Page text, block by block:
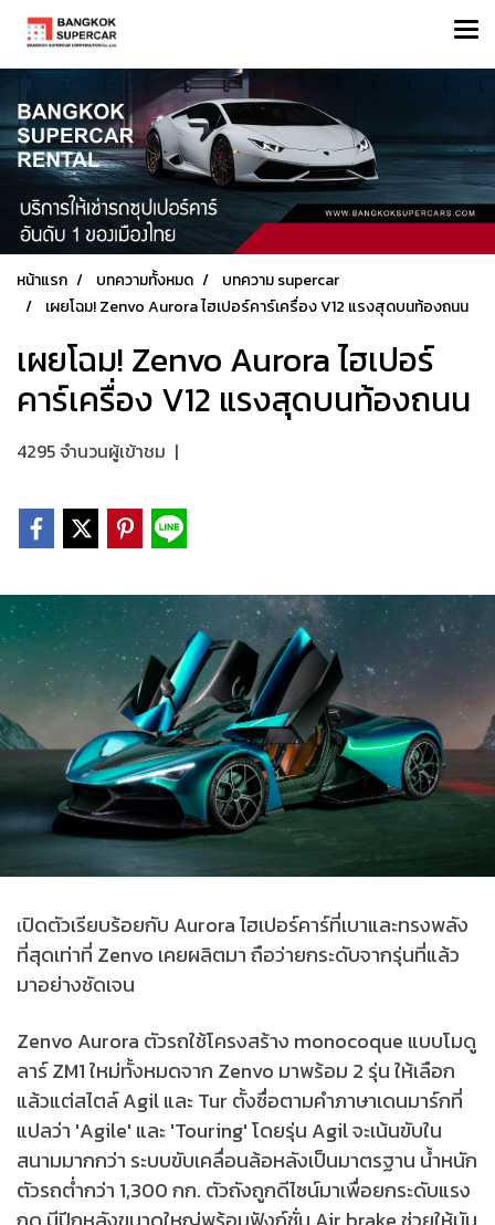
หน้าแรก บทความทั้งหมด
บทความ supercar
เผยโฉม! Zenvo Aurora ไฮเปอร์คาร์เครื่อง V12 แรงสุดบนท้องถนน
เผยโฉม! Zenvo Aurora ไฮเปอร์
คาร์เครื่อง V12 แรงสุดบนท้องถนน
4295 จำนวนผู้เข้าชม |
เปิดตัวเรียบร้อยกับ Aurora ไฮเปอร์คาร์ที่เบาและทรงพลัง
ที่สุดเท่าที่ Zenvo เคยผลิตมา ถือว่ายกระดับจากรุ่นที่แล้ว
มาอย่างชัดเจน
Zenvo Aurora ตัวรถใช้โครงสร้าง monocoque แบบโมดู
ลาร์ ZM1 ใหม่ทั้งหมดจาก Zenvo มาพร้อม 2 รุ่น ให้เลือก
แล้วแต่สไตล์ Agil และ Tur ตั้งชื่อตามคำภาษาเดนมาร์กที่
แปลว่า 'Agile' และ 'Touring' โดยรุ่น Agil จะเน้นขับใน
สนามมากกว่า ระบบขับเคลื่อนล้อหลังเป็นมาตรฐาน น้ำหนัก
ตัวรถต่ำกว่า 1,300 กก. ตัวถังถูกดีไซน์มาเพื่อยกระดับแรง